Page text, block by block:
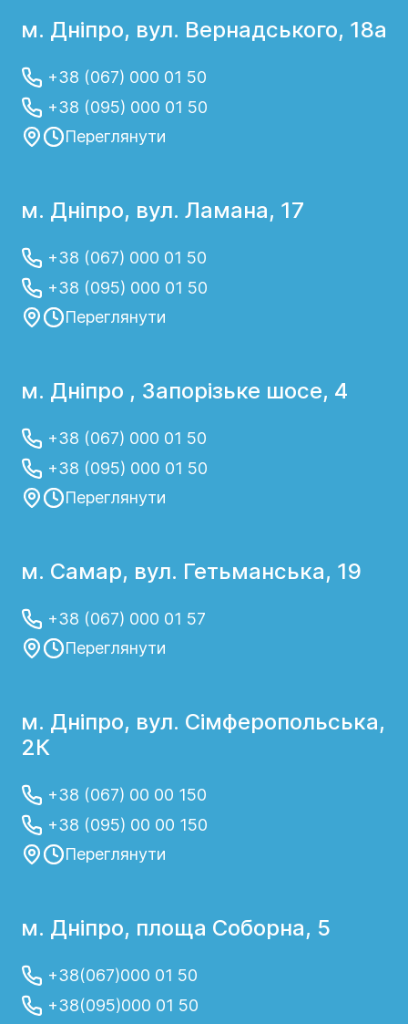
м. Дніпро, вул. Вернадського, 18а
+38 (067) 000 01 50
+38 (095) 000 01 50
Переглянути
м. Дніпро, вул. Ламана, 17
+38 (067) 000 01 50
+38 (095) 000 01 50
Переглянути
м. Дніпро , Запорізьке шосе, 4
+38 (067) 000 01 50
+38 (095) 000 01 50
Переглянути
м. Самар, вул. Гетьманська, 19
+38 (067) 000 01 57
Переглянути
м. Дніпро, вул. Сімферопольська,
2К
+38 (067) 00 00 150
+38 (095) 00 00 150
Переглянути
м. Дніпро, площа Соборна, 5
+38(067)000 01 50
+38(095)000 01 50